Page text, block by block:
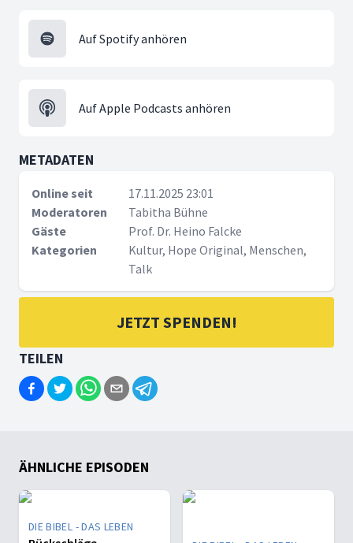
Auf Spotify anhören
Auf Apple Podcasts anhören
METADATEN
Online seit
17.11.2025 23:01
Moderatoren
Tabitha Bühne
Gäste
Prof. Dr. Heino Falcke
Kategorien
Kultur, Hope Original, Menschen,
Talk
JETZT SPENDEN!
TEILEN
ÄHNLICHE EPISODEN
DIE BIBEL - DAS LEBEN